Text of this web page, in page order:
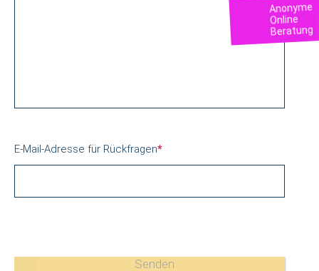
Anonyme
Online
Beratung
E-Mail-Adresse für Rückfragen*